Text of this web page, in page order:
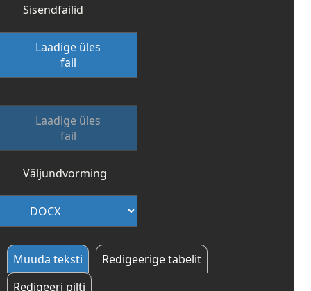
Sisendfailid
Laadige üles
fail
Laadige üles
fail
Väljundvorming
Muuda teksti
Redigeerige tabelit
Redigeeri pilti